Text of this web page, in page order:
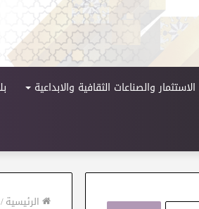
الاستثمار والصناعات الثقافية والابداعية
الرئيسية/